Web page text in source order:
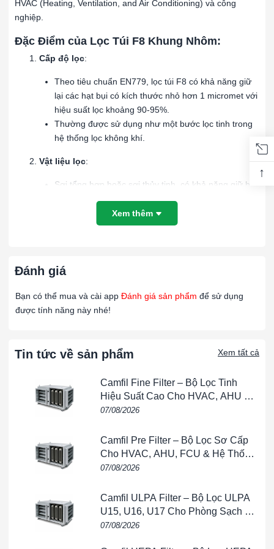
HVAC (Heating, Ventilation, and Air Conditioning) và công
nghiệp.
Đặc Điểm của Lọc Túi F8 Khung Nhôm:
Cấp độ lọc:
Theo tiêu chuẩn EN779, lọc túi F8 có khả năng giữ
lại các hạt bụi có kích thước nhỏ hơn 1 micromet với
hiệu suất lọc khoảng 90-95%.
Thường được sử dụng như một bước lọc tinh trong
hệ thống lọc không khí.
Vật liệu lọc:
Sợi tổng hợp hoặc sợi thủy tinh, có khả năng giữ bụi
Thiết kế dạng túi giúp tăng diện tích bề mặt lọc và
nâng cao khả năng giữ bụi.
Khung nhôm nhẹ, bền và chống ăn mòn, phù hợp
Thiết kế khung chắc chắn giúp dễ dàng lắp đặt và
bảo trì.
Dạng túi giúp tăng diện tích bề mặt lọc, nâng cao
khả năng giữ bụi và giảm áp lực cản.
Thiết kế túi có thể thay đổi số lượng và chiều dài túi
tùy theo yêu cầu của hệ thống.
Hệ thống HVAC:
Sử dụng trong các hệ thống điều hòa không khí để
tinh hơn phía sau.
Loại bỏ các hạt bụi nhỏ trước khi không khí đi qua
các bộ lọc HEPA hoặc ULPA.
Xem thêm
Đánh giá
Bạn có thể mua và cài app Đánh giá sản phẩm để sử dụng
được tính năng này nhé!
Tin tức về sản phẩm Xem tất cả
Camfil Fine Filter – Bộ Lọc Tinh
Hiệu Suất Cao Cho HVAC, AHU &
Phòng Sạch
07/08/2026
Camfil Pre Filter – Bộ Lọc Sơ Cấp
Cho HVAC, AHU, FCU & Hệ Thống
Thông Gió
07/08/2026
Camfil ULPA Filter – Bộ Lọc ULPA
U15, U16, U17 Cho Phòng Sạch &
Bán Dẫn
07/08/2026
↑